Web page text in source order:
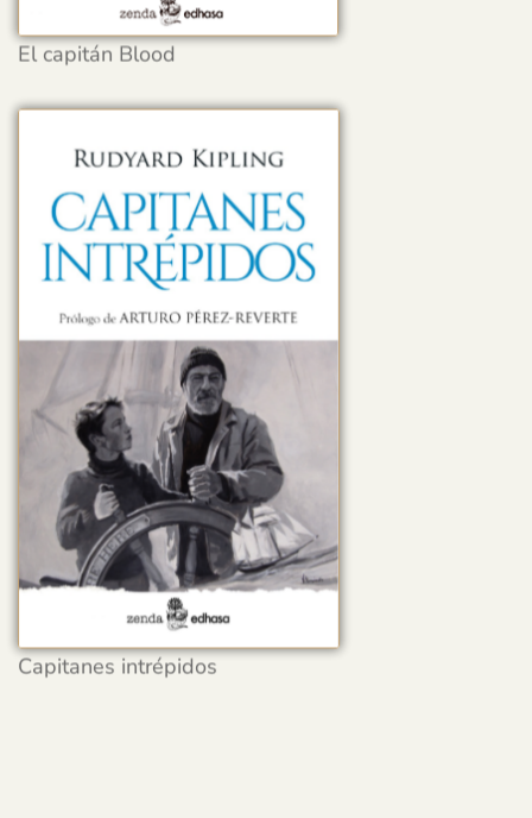
El capitán Blood
Capitanes intrépidos